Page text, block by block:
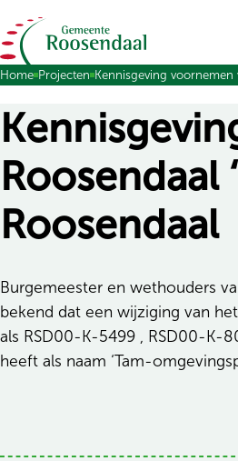
Ga naar de inhoud
Home Projecten Kennisgeving voornemen
Roosendaal
Roosendaal
Burgemeester en wethouders
bekend dat een wijziging van
als RSD00-K-5499 , RSD00-K-
heeft als naam ‘Tam-